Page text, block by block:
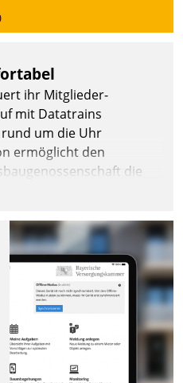
ihr Mitglieder-
mit Datatrains
um die Uhr
ermöglicht den
die
Tablet oder PC.